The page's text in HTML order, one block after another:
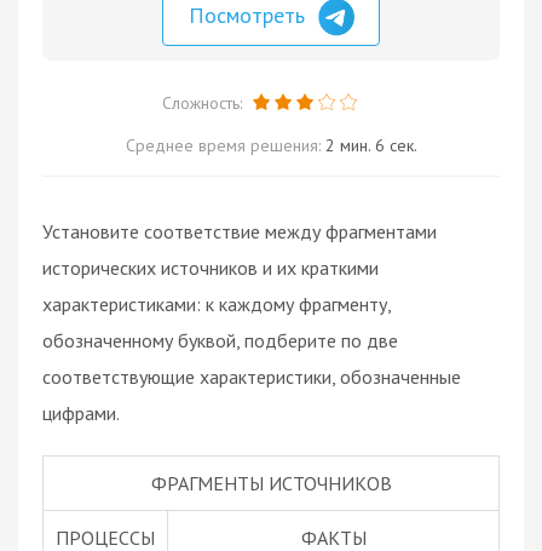
Посмотреть
Сложность:
Среднее время решения: 2 мин. 6 сек.
Установите соответствие между фрагментами
исторических источников и их краткими
характеристиками: к каждому фрагменту,
обозначенному буквой, подберите по две
соответствующие характеристики, обозначенные
цифрами.
ФРАГМЕНТЫ ИСТОЧНИКОВ
ПРОЦЕССЫ
ФАКТЫ